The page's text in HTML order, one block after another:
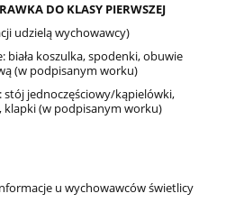
DO KLASY PIERWSZEJ
udzielą wychowawcy)
biała koszulka, spodenki, obuwie
(w podpisanym worku)
stój jednoczęściowy/kąpielówki,
klapki (w podpisanym worku)
u wychowawców świetlicy